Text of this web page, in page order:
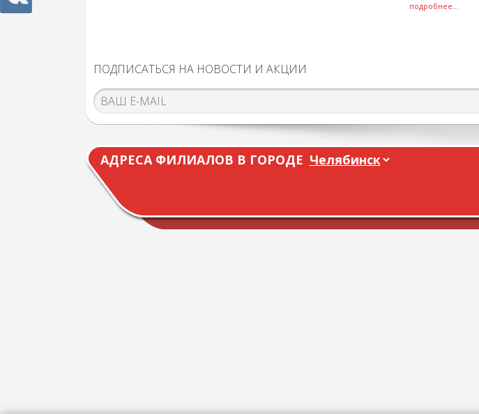
подробнее...
ПОДПИСАТЬСЯ НА НОВОСТИ И АКЦИИ
АДРЕСА ФИЛИАЛОВ В ГОРОДЕ